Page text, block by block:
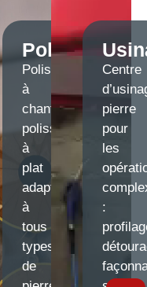
Polissage
Polissoirs
à
chants,
polissoirs
à
plat
adaptés
à
tous
types
de
Centre
pierre
pour
les
: